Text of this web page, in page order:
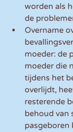
worden als
de
Overname
moeder: de
moeder die
tijdens het
overlijdt,
resterende
behoud van
pasgeboren